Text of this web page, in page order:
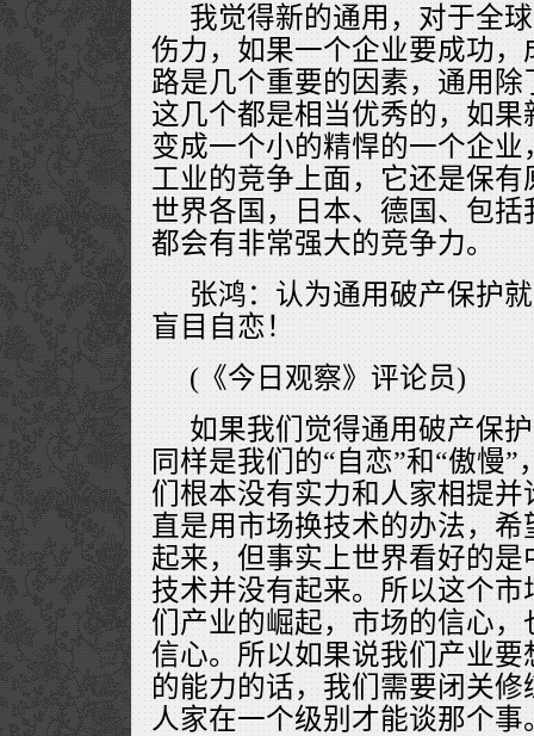
我觉得新的通用，对于全
伤力，如果一个企业要成功
路是几个重要的因素，通用
这几个都是相当优秀的，如
变成一个小的精悍的一个企
工业的竞争上面，它还是保
世界各国，日本、德国、包
都会有非常强大的竞争力。
张鸿：认为通用破产保护
盲目自恋！
(《今日观察》评论员)
如果我们觉得通用破产保
同样是我们的“自恋”和“傲慢
们根本没有实力和人家相提并
直是用市场换技术的办法，
起来，但事实上世界看好的
技术并没有起来。所以这个
们产业的崛起，市场的信心
信心。所以如果说我们产业
的能力的话，我们需要闭关
人家在一个级别才能谈那个事